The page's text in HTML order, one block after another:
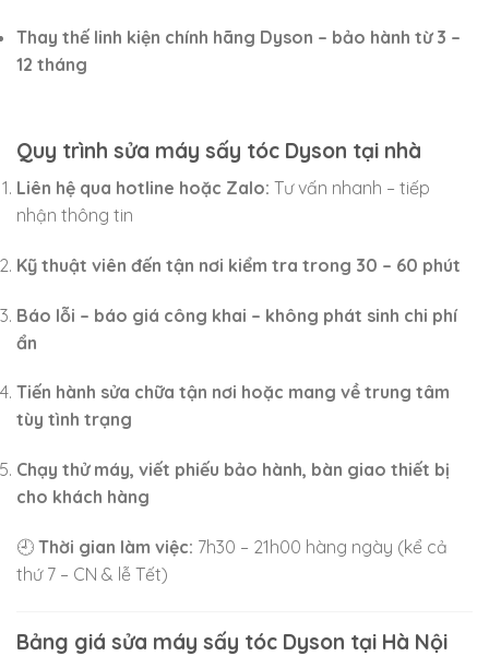
Thay thế linh kiện chính hãng Dyson – bảo hành từ 3 –
12 tháng
Quy trình sửa máy sấy tóc Dyson tại nhà
Liên hệ qua hotline hoặc Zalo: Tư vấn nhanh – tiếp
nhận thông tin
Kỹ thuật viên đến tận nơi kiểm tra trong 30 – 60 phút
Báo lỗi – báo giá công khai – không phát sinh chi phí
ẩn
Tiến hành sửa chữa tận nơi hoặc mang về trung tâm
tùy tình trạng
Chạy thử máy, viết phiếu bảo hành, bàn giao thiết bị
cho khách hàng
🕘 Thời gian làm việc: 7h30 – 21h00 hàng ngày (kể cả
thứ 7 – CN & lễ Tết)
Bảng giá sửa máy sấy tóc Dyson tại Hà Nội